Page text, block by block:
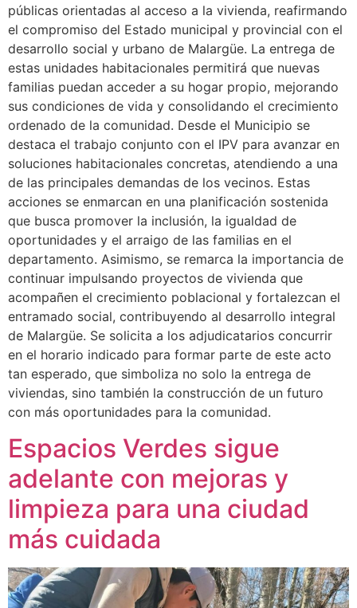
públicas orientadas al acceso a la vivienda, reafirmando
el compromiso del Estado municipal y provincial con el
desarrollo social y urbano de Malargüe. La entrega de
estas unidades habitacionales permitirá que nuevas
familias puedan acceder a su hogar propio, mejorando
sus condiciones de vida y consolidando el crecimiento
ordenado de la comunidad. Desde el Municipio se
destaca el trabajo conjunto con el IPV para avanzar en
soluciones habitacionales concretas, atendiendo a una
de las principales demandas de los vecinos. Estas
acciones se enmarcan en una planificación sostenida
que busca promover la inclusión, la igualdad de
oportunidades y el arraigo de las familias en el
departamento. Asimismo, se remarca la importancia de
continuar impulsando proyectos de vivienda que
acompañen el crecimiento poblacional y fortalezcan el
entramado social, contribuyendo al desarrollo integral
de Malargüe. Se solicita a los adjudicatarios concurrir
en el horario indicado para formar parte de este acto
tan esperado, que simboliza no solo la entrega de
viviendas, sino también la construcción de un futuro
con más oportunidades para la comunidad.
Espacios Verdes sigue
adelante con mejoras y
limpieza para una ciudad
más cuidada